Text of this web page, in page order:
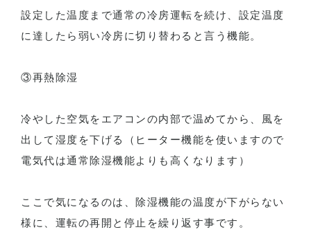
設定した温度まで通常の冷房運転を続け、設定温度
に達したら弱い冷房に切り替わると言う機能。
③再熱除湿
冷やした空気をエアコンの内部で温めてから、風を
出して湿度を下げる（ヒーター機能を使いますので
電気代は通常除湿機能よりも高くなります）
ここで気になるのは、除湿機能の温度が下がらない
様に、運転の再開と停止を繰り返す事です。